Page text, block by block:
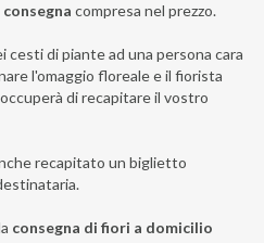
consegna compresa nel prezzo.
cesti di piante ad una persona cara
l'omaggio floreale e il fiorista
di recapitare il vostro
recapitato un biglietto
consegna di fiori a domicilio